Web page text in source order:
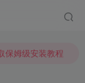
姆级安装教程
保姆级安装教程